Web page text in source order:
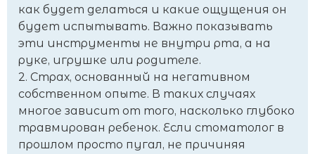
как будет делаться и какие ощущения он
будет испытывать. Важно показывать
эти инструменты не внутри рта, а на
руке, игрушке или родителе.
2. Страх, основанный на негативном
собственном опыте. В таких случаях
многое зависит от того, насколько глубоко
травмирован ребенок. Если стоматолог в
прошлом просто пугал, не причиняя